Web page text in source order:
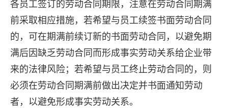
各员工签订的劳动合同期限，注意在劳动合同期满
前采取相应措施，若希望与员工续签书面劳动合同
的，可在期满前续订新的书面劳动合同，以避免期
满后因缺乏劳动合同而形成事实劳动关系给企业带
来的法律风险；若希望与员工终止劳动合同的，则
必须在劳动合同期满前做出决定并书面通知劳动
者，以避免形成事实劳动关系。